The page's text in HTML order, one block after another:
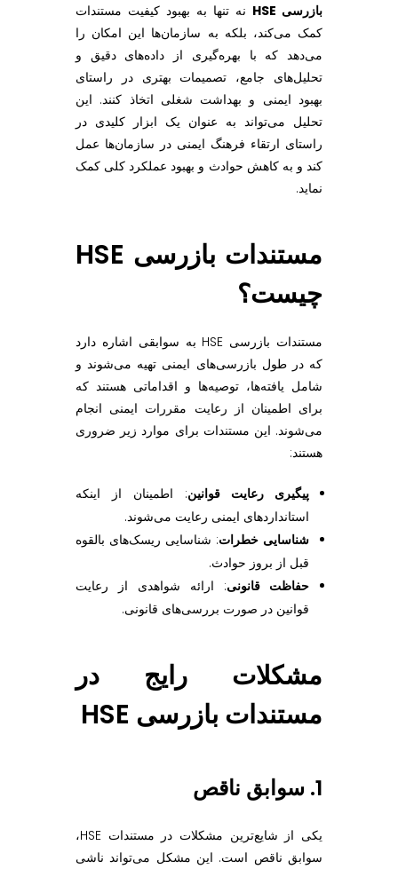
بازرسی HSE
نه تنها به بهبود کیفیت مستندات
کمک می‌کند، بلکه به سازمان‌ها این امکان را
می‌دهد که با بهره‌گیری از داده‌های دقیق و
تحلیل‌های جامع، تصمیمات بهتری در راستای
بهبود ایمنی و بهداشت شغلی اتخاذ کنند. این
تحلیل می‌تواند به عنوان یک ابزار کلیدی در
راستای ارتقاء فرهنگ ایمنی در سازمان‌ها عمل
کند و به کاهش حوادث و بهبود عملکرد کلی کمک
نماید.
مستندات بازرسی HSE
چیست؟
مستندات بازرسی HSE به سوابقی اشاره دارد
که در طول بازرسی‌های ایمنی تهیه می‌شوند و
شامل یافته‌ها، توصیه‌ها و اقداماتی هستند که
برای اطمینان از رعایت مقررات ایمنی انجام
می‌شوند. این مستندات برای موارد زیر ضروری
هستند:
پیگیری رعایت قوانین: اطمینان از اینکه
استانداردهای ایمنی رعایت می‌شوند.
شناسایی خطرات: شناسایی ریسک‌های بالقوه
قبل از بروز حوادث.
حفاظت قانونی: ارائه شواهدی از رعایت
قوانین در صورت بررسی‌های قانونی.
مشکلات رایج در
مستندات بازرسی HSE
1. سوابق ناقص
یکی از شایع‌ترین مشکلات در مستندات HSE،
سوابق ناقص است. این مشکل می‌تواند ناشی